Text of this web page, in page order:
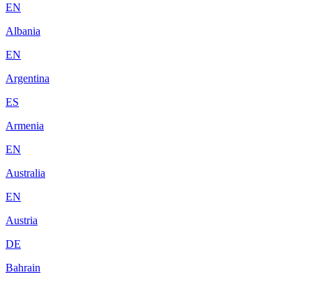
EN
Albania
EN
Argentina
ES
Armenia
EN
Australia
EN
Austria
DE
Bahrain